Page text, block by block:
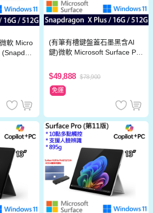
軟 Micro
(有筆有槽鍵盤蓋石墨黑含AI
鍵)微軟 Microsoft Surface Pro
512G)白金
$49,888 $78,900
免運